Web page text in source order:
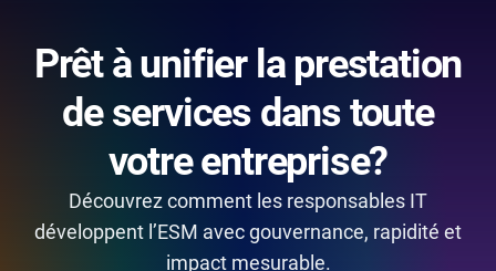
Prêt à unifier la prestation
de services dans toute
votre entreprise?
Découvrez comment les responsables IT
développent l’ESM avec gouvernance, rapidité et
impact mesurable.